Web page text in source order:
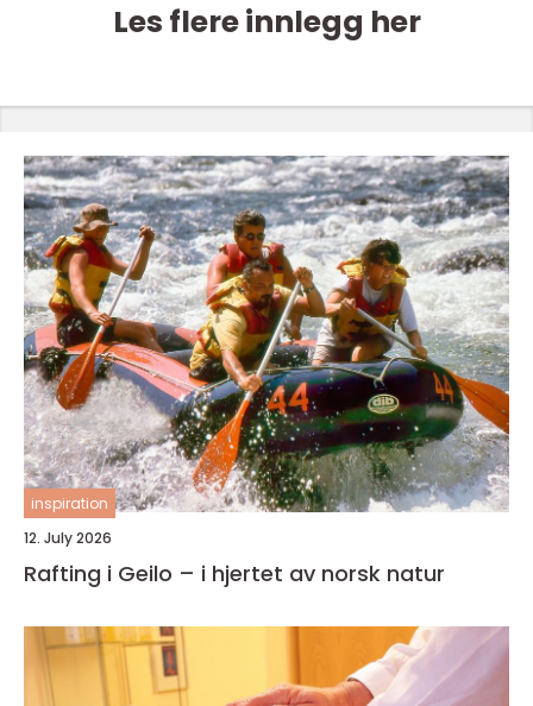
Les flere innlegg her
inspiration
12. July 2026
Rafting i Geilo – i hjertet av norsk natur